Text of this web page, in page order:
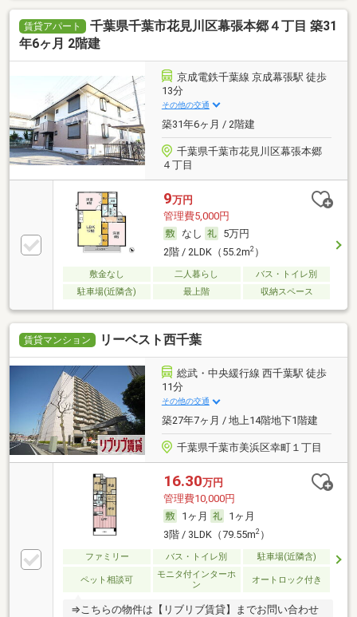
賃貸アパート
千葉県千葉市花見川区幕張本郷４丁目 築31
年6ヶ月 2階建
京成電鉄千葉線 京成幕張駅 徒歩
13分
その他の交通
築31年6ヶ月 / 2階建
千葉県千葉市花見川区幕張本郷
４丁目
9万円
管理費5,000円
なし
5万円
2階 / 2LDK（55.2m2）
敷金なし 二人暮らし
バス・トイレ別
駐車場(近隣含)
最上階 収納スペース
賃貸マンション リーベスト西千葉
総武・中央緩行線 西千葉駅 徒歩
11分
その他の交通
築27年7ヶ月 / 地上14階地下1階建
千葉県千葉市美浜区幸町１丁目
16.30万円
管理費10,000円
1ヶ月
1ヶ月
3階 / 3LDK（79.55m2）
ファミリー バス・トイレ別 駐車場(近隣含)
ペット相談可
モニタ付インターホ
ン
オートロック付き
⇒こちらの物件は【リブリブ賃貸】までお問い合わせ